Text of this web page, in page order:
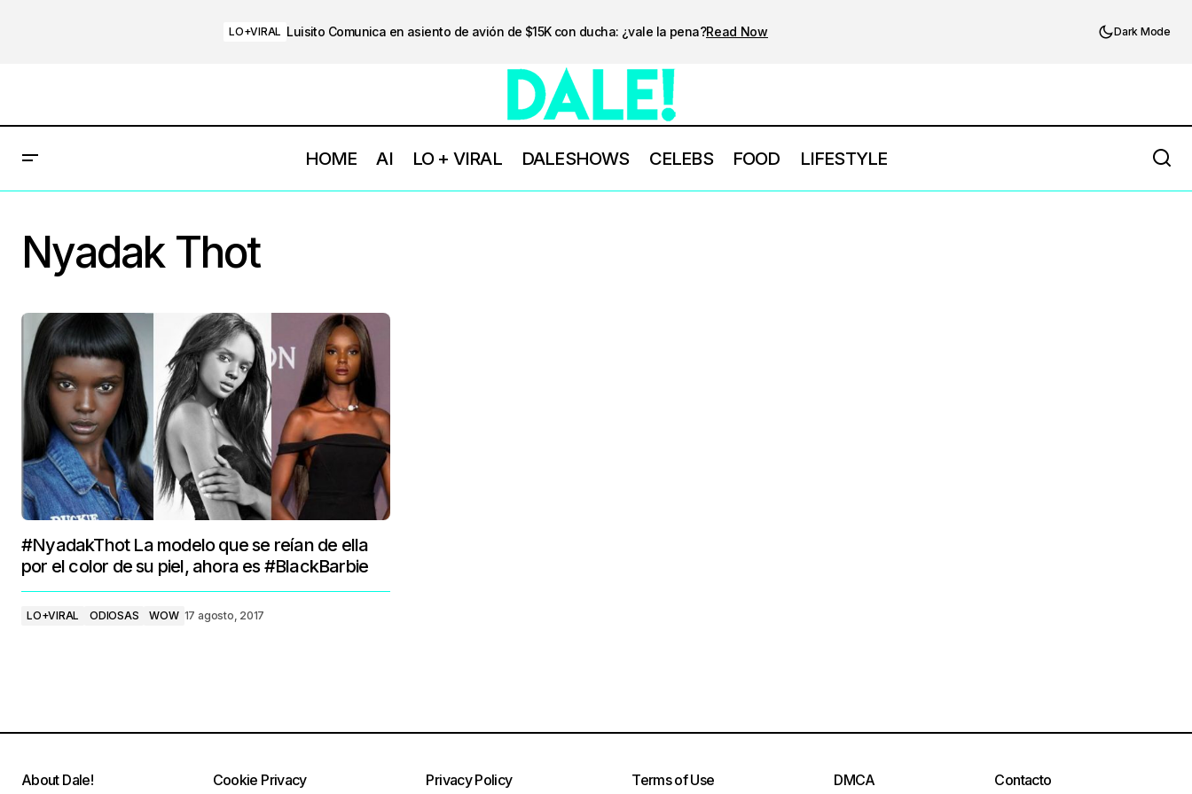
LO+VIRAL Luisito Comunica en asiento de avión de $15K con ducha: ¿vale la pena?Read Now Dark Mode
HOME AI LO + VIRAL DALESHOWS CELEBS FOOD LIFESTYLE
Nyadak Thot
#NyadakThot La modelo que se reían de ella
por el color de su piel, ahora es #BlackBarbie
LO+VIRAL ODIOSAS WOW 17 agosto, 2017
About Dale! Cookie Privacy Privacy Policy Terms of Use DMCA Contacto